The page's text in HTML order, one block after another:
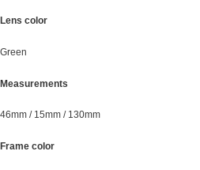
Lens color
Green
Measurements
46mm / 15mm / 130mm
Frame color